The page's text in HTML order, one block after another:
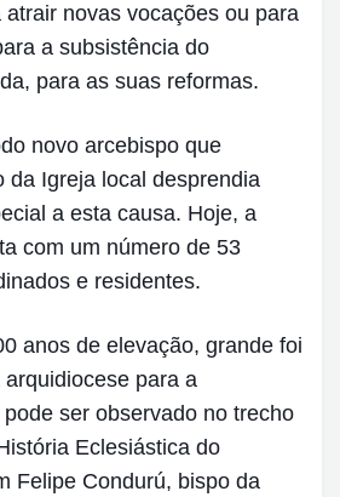
atrair novas vocações ou para
a subsistência do
para as suas reformas.
novo arcebispo que
da Igreja local desprendia
a esta causa. Hoje, a
com um número de 53
e residentes.
anos de elevação, grande foi
para a
ser observado no trecho
Eclesiástica do
Felipe Condurú, bispo da